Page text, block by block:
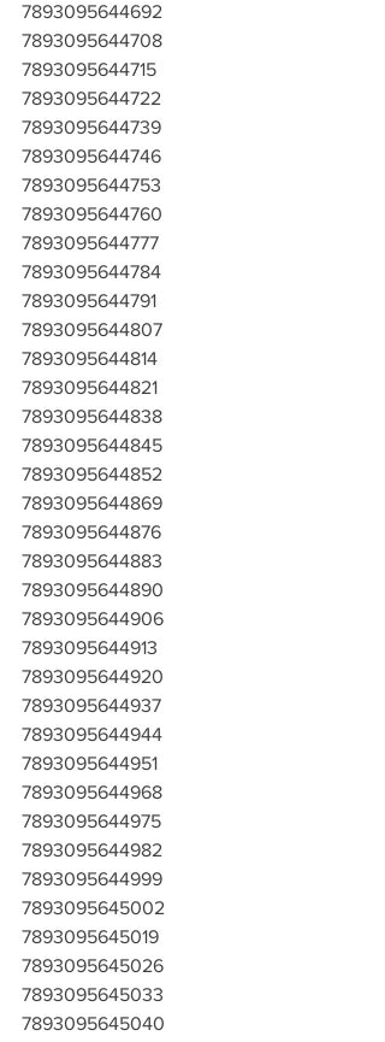
7893095644692
7893095644708
7893095644715
7893095644722
7893095644739
7893095644746
7893095644753
7893095644760
7893095644777
7893095644784
7893095644791
7893095644807
7893095644814
7893095644821
7893095644838
7893095644845
7893095644852
7893095644869
7893095644876
7893095644883
7893095644890
7893095644906
7893095644913
7893095644920
7893095644937
7893095644944
7893095644951
7893095644968
7893095644975
7893095644982
7893095644999
7893095645002
7893095645019
7893095645026
7893095645033
7893095645040